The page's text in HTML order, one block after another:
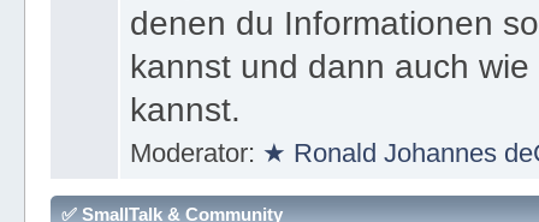
denen du Informationen
kannst und dann auch
kannst.
Moderator: ★ Ronald Johannes
✅ SmallTalk & Community